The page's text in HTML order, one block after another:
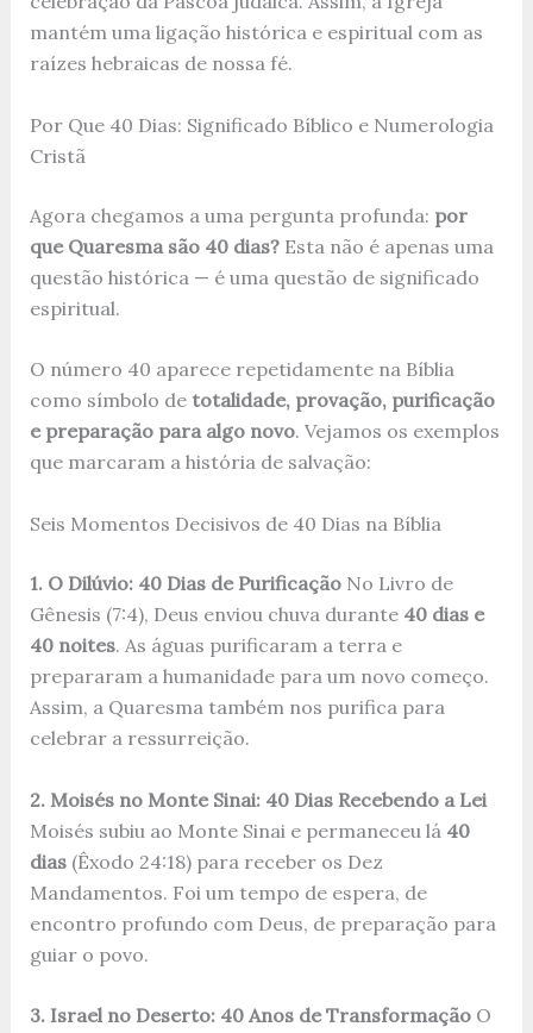
mantém uma ligação histórica e espiritual com as
raízes hebraicas de nossa fé.
Por Que 40 Dias: Significado Bíblico e Numerologia
Cristã
Agora chegamos a uma pergunta profunda: por
que Quaresma são 40 dias?Esta não é apenas uma
questão histórica — é uma questão de significado
espiritual.
O número 40 aparece repetidamente na Bíblia
como símbolo de totalidade, provação, purificação
e preparação para algo novo. Vejamos os exemplos
que marcaram a história de salvação:
Seis Momentos Decisivos de 40 Dias na Bíblia
1. O Dilúvio: 40 Dias de PurificaçãoNo Livro de
Gênesis (7:4), Deus enviou chuva durante 40 dias e
40 noites. As águas purificaram a terra e
prepararam a humanidade para um novo começo.
Assim, a Quaresma também nos purifica para
celebrar a ressurreição.
2. Moisés no Monte Sinai: 40 Dias Recebendo a Lei
Moisés subiu ao Monte Sinai e permaneceu lá 40
dias(Êxodo 24:18) para receber os Dez
Mandamentos. Foi um tempo de espera, de
encontro profundo com Deus, de preparação para
guiar o povo.
3. Israel no Deserto: 40 Anos de TransformaçãoO